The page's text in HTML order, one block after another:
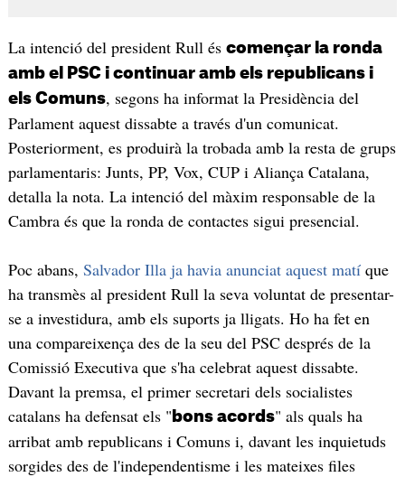
La intenció del president Rull és començar la ronda
amb el PSC i continuar amb els republicans i
els Comuns, segons ha informat la Presidència del
Parlament aquest dissabte a través d'un comunicat.
Posteriorment, es produirà la trobada amb la resta de grups
parlamentaris: Junts, PP, Vox, CUP i Aliança Catalana,
detalla la nota. La intenció del màxim responsable de la
Cambra és que la ronda de contactes sigui presencial.
Poc abans, Salvador Illa ja havia anunciat aquest matíque
ha transmès al president Rull la seva voluntat de presentar-
se a investidura, amb els suports ja lligats. Ho ha fet en
una compareixença des de la seu del PSC després de la
Comissió Executiva que s'ha celebrat aquest dissabte.
Davant la premsa, el primer secretari dels socialistes
catalans ha defensat els " bons acords" als quals ha
arribat amb republicans i Comuns i, davant les inquietuds
sorgides des de l'independentisme i les mateixes files